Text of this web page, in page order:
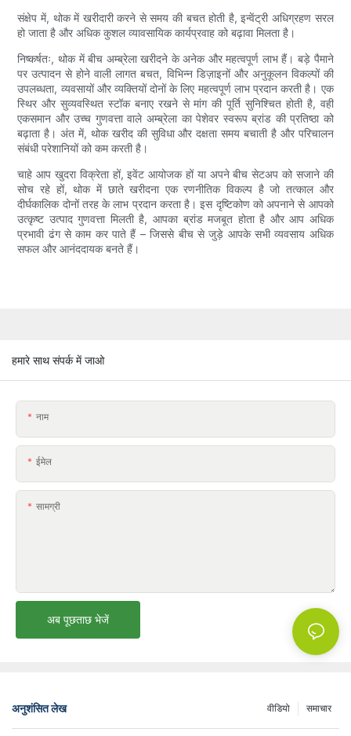
संक्षेप में, थोक में खरीदारी करने से समय की बचत होती है, इन्वेंट्री अधिग्रहण सरल
हो जाता है और अधिक कुशल व्यावसायिक कार्यप्रवाह को बढ़ावा मिलता है।
निष्कर्षतः, थोक में बीच अम्ब्रेला खरीदने के अनेक और महत्वपूर्ण लाभ हैं। बड़े पैमाने
पर उत्पादन से होने वाली लागत बचत, विभिन्न डिज़ाइनों और अनुकूलन विकल्पों की
उपलब्धता, व्यवसायों और व्यक्तियों दोनों के लिए महत्वपूर्ण लाभ प्रदान करती है। एक
स्थिर और सुव्यवस्थित स्टॉक बनाए रखने से मांग की पूर्ति सुनिश्चित होती है, वहीं
एकसमान और उच्च गुणवत्ता वाले अम्ब्रेला का पेशेवर स्वरूप ब्रांड की प्रतिष्ठा को
बढ़ाता है। अंत में, थोक खरीद की सुविधा और दक्षता समय बचाती है और परिचालन
संबंधी परेशानियों को कम करती है।
चाहे आप खुदरा विक्रेता हों, इवेंट आयोजक हों या अपने बीच सेटअप को सजाने की
सोच रहे हों, थोक में छाते खरीदना एक रणनीतिक विकल्प है जो तत्काल और
दीर्घकालिक दोनों तरह के लाभ प्रदान करता है। इस दृष्टिकोण को अपनाने से आपको
उत्कृष्ट उत्पाद गुणवत्ता मिलती है, आपका ब्रांड मजबूत होता है और आप अधिक
प्रभावी ढंग से काम कर पाते हैं – जिससे बीच से जुड़े आपके सभी व्यवसाय अधिक
सफल और आनंददायक बनते हैं।
हमारे साथ संपर्क में जाओ
नाम
ईमेल
सामग्री
अब पूछताछ भेजें
अनुशंसित लेख समाचार
वीडियो